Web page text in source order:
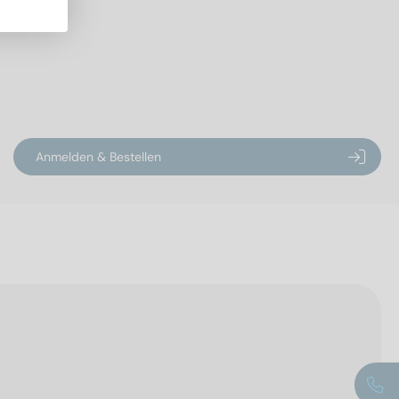
Anmelden & Bestellen